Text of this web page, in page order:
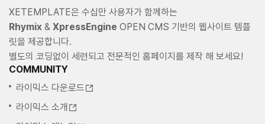
XETEMPLATE은 수십만 사용자가 함께하는
Rhymix & XpressEngine OPEN CMS 기반의 웹사이트 템플
릿을 제공합니다.
별도의 코딩없이 세련되고 전문적인 홈페이지를 제작 해 보세요!
COMMUNITY
라이믹스 다운로드
라이믹스 소개